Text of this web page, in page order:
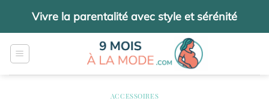
contenu
Vivre la parentalité avec style et sérénité
ACCESSOIRES